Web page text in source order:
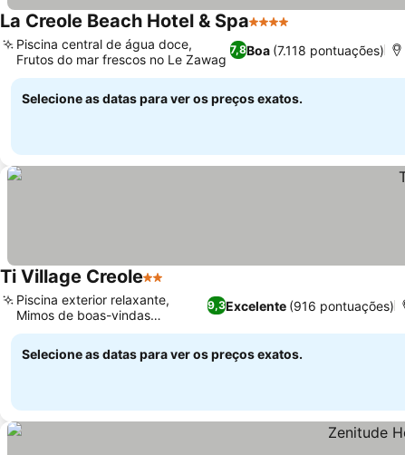
La Creole Beach Hotel & Spa4 Estrelas
7,8Boa (7.118 pontuações)
Piscina central de água doce,
Frutos do mar frescos no Le Zawag
Selecione as datas para ver os preços exatos.
Ti Village Creole2 Estrelas
9,3Excelente (916 pontuações)
Piscina exterior relaxante,
Mimos de boas-vindas
atenciosos
Selecione as datas para ver os preços exatos.